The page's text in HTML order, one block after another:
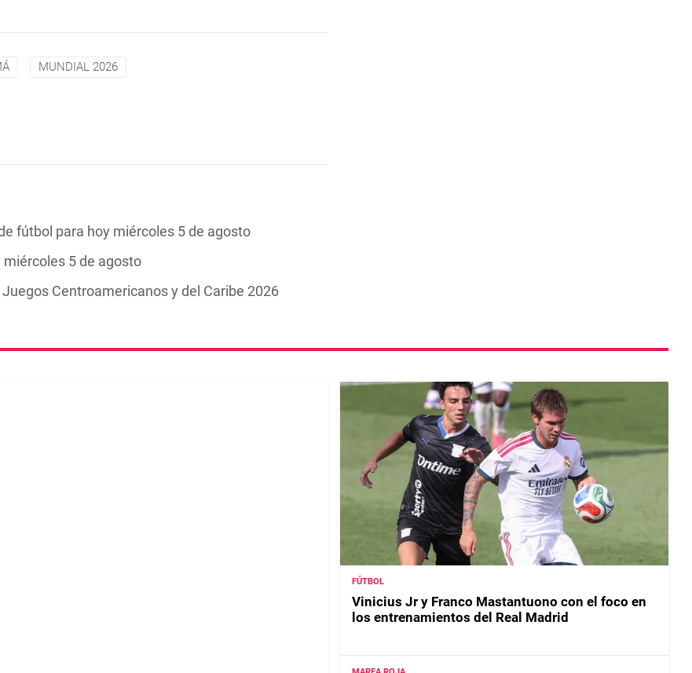
MUNDIAL 2026
fútbol para hoy miércoles 5 de agosto
miércoles 5 de agosto
Centroamericanos y del Caribe 2026
FÚTBOL
Vinicius Jr y Franco Mastantuono con el foco en
los entrenamientos del Real Madrid